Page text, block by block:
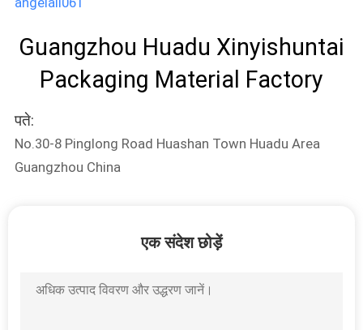
Guangzhou Huadu Xinyishuntai
Packaging Material Factory
पते:
No.30-8 Pinglong Road Huashan Town Huadu Area
Guangzhou China
एक संदेश छोड़ें